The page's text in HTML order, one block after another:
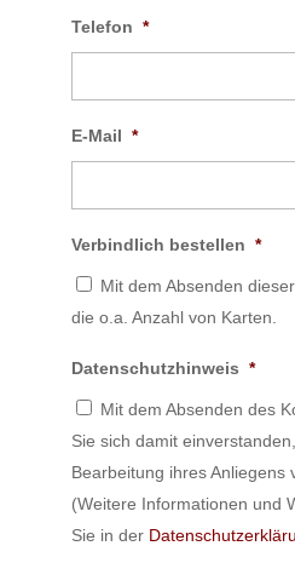
Telefon *
E-Mail *
Verbindlich bestellen *
Mit dem Absenden
die o.a. Anzahl von Karten.
Datenschutzhinweis *
Mit dem Absenden des
Sie sich damit
Bearbeitung ihres Anliegens
(Weitere Informationen und
Sie in der